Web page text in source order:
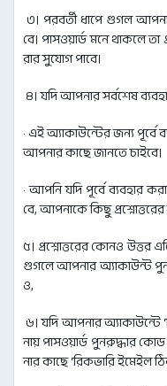
৩। পরবর্তী ধাপে গুগল
বে। পাসওয়ার্ড মনে থাকলে
রার সুযোগ পাবে।
৪। যদি আপনার সর্বশেষ
· এই অ্যাকাউন্টের জন্য
আপনার কাছে জানতে চাইবে।
· আপনি যদি পূর্বে ব্যবহার
বে, আপনাকে কিছু
৫। প্রশ্নোত্তরের কোনও উত্তর
গুগলে আপনার অ্যাকাউন্ট
ও,
৬। যদি আপনার অ্যাকাউন্টে
নায় পাসওয়ার্ড পুনরুদ্ধার
নার কাছে ‘রিকভারি ইমেইল